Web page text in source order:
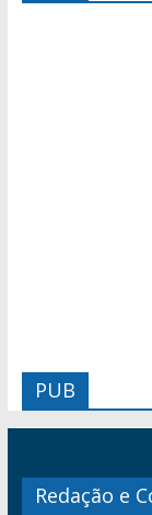
PUB
Redação e